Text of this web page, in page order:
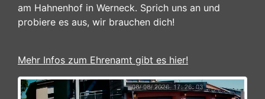
am Hahnenhof in Werneck. Sprich uns an und
probiere es aus, wir brauchen dich!
Mehr Infos zum Ehrenamt gibt es hier!